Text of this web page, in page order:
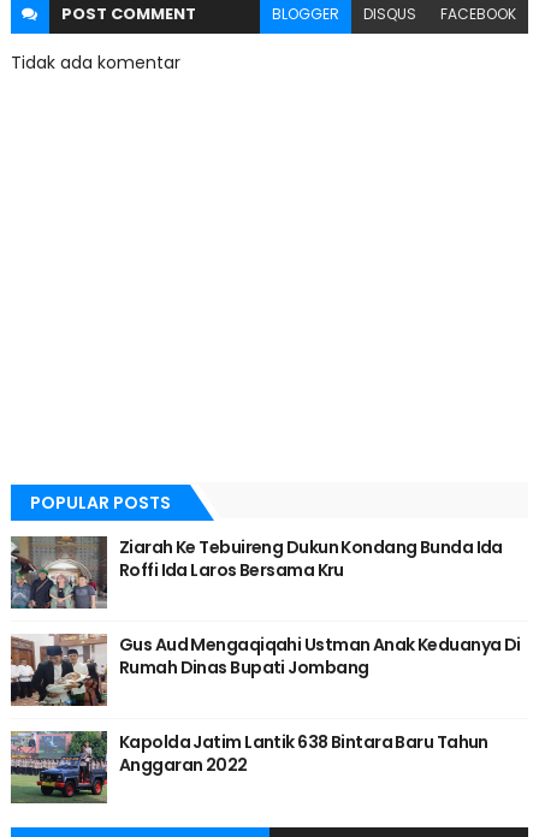
POST COMMENT BLOGGER DISQUS FACEBOOK
Tidak ada komentar
POPULAR POSTS
Ziarah Ke Tebuireng Dukun Kondang Bunda Ida
Roffi Ida Laros Bersama Kru
Gus Aud Mengaqiqahi Ustman Anak Keduanya Di
Rumah Dinas Bupati Jombang
Kapolda Jatim Lantik 638 Bintara Baru Tahun
Anggaran 2022